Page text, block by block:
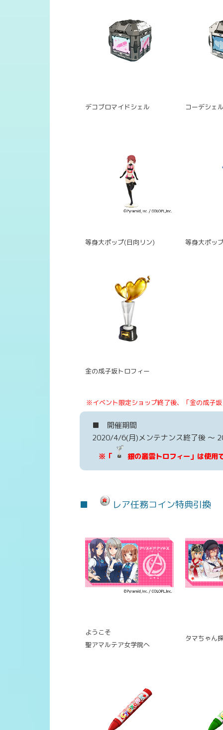
デコブロマイドシェル コーデシェ
等身大ポップ(日向リン) 等身大ポッ
金の成子坂トロフィー
※イベント限定ショップ終了後、「金の成子
■ 開催期間
2020/4/6(月)メンテナンス終了後 ～
※「 銀の叢雲トロフィー」は使用
■ レア任務コイン特典引換
ようこそ
聖アマルテア女学院へ
タマちゃん